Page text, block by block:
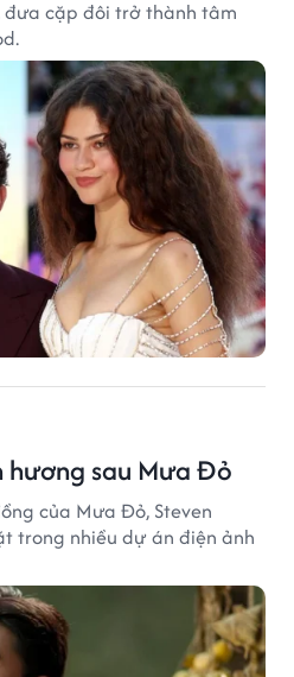
đưa cặp đôi trở thành tâm
hương sau Mưa Đỏ
của Mưa Đỏ, Steven
trong nhiều dự án điện ảnh